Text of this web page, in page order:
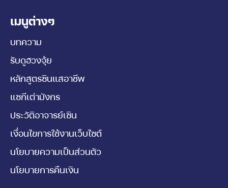
เมนูต่างๆ
บทความ
รับดูฮวงจุ้ย
หลักสูตรซินแสอาชีพ
แซกีเต่ามังกร
ประวัติอาจารย์เซิน
เงื่อนไขการใช้งานเว็บไซต์
นโยบายความเป็นส่วนตัว
นโยบายการคืนเงิน